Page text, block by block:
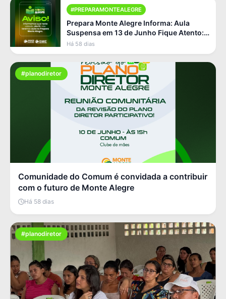
#PREPARAMONTEALEGRE
Prepara Monte Alegre Informa: Aula
Suspensa em 13 de Junho Fique Atento:
Não Haverá Aula Neste Sá [...]
Há 58 dias
#planodiretor
Comunidade do Comum é convidada a contribuir
com o futuro de Monte Alegre
Há 58 dias
#planodiretor